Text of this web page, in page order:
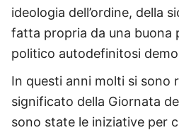
ideologia dell’ordine, della
fatta propria da una buona
politico autodefinitosi
In questi anni molti si sono
significato della Giornata
sono state le iniziative per